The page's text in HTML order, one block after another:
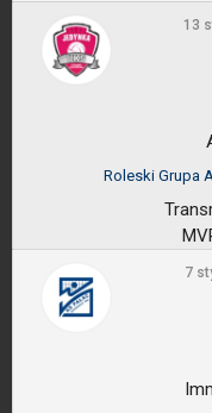
13
Roleski Grupa
7